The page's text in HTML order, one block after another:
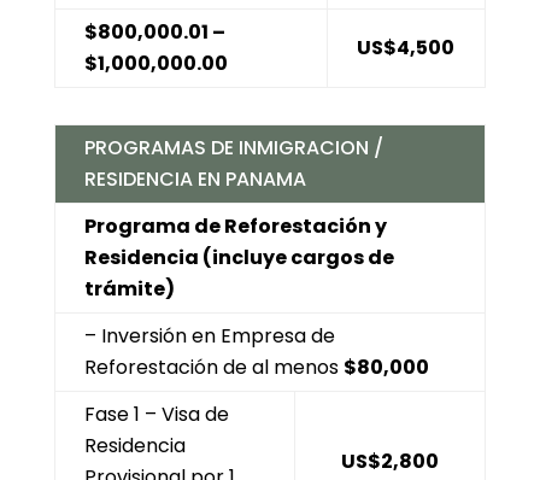
$800,000.01 –
$1,000,000.00
US$4,500
PROGRAMAS DE INMIGRACION /
RESIDENCIA EN PANAMA
Programa de Reforestación y
Residencia (incluye cargos de
trámite)
– Inversión en Empresa de
Reforestación de al menos $80,000
Fase 1 – Visa de
Residencia
US$2,800